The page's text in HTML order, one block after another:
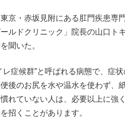
京・赤坂見附にある肛門疾患専
ルドクリニック」院長の山口ト
聞いた。
レ症候群”と呼ばれる病態で、症
後のお尻を水や温水を使わず、
れていない人は、必要以上に強
招くことがあります。